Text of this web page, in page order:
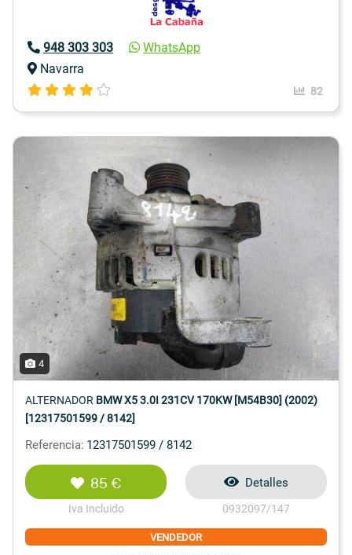
948 303 303
WhatsApp
Navarra
82
4
ALTERNADOR BMW X5 3.0I 231CV 170KW [M54B30] (2002)
[12317501599 / 8142]
Referencia: 12317501599 / 8142
85 €
Iva Incluido
Detalles
0932097/147
VENDEDOR